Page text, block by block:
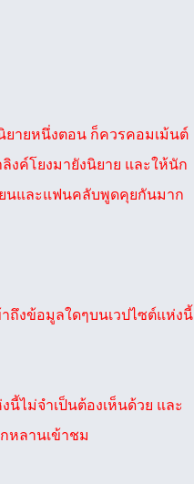
ยายหนึ่งตอน ก็ควรคอมเม้นต์
งค์โยงมายังนิยาย และให้นัก
ยนและแฟนคลับพูดคุยกันมาก
ถึงข้อมูลใดๆบนเวปไซต์แห่งนี้
ไม่จำเป็นต้องเห็นด้วย และ
หลานเข้าชม